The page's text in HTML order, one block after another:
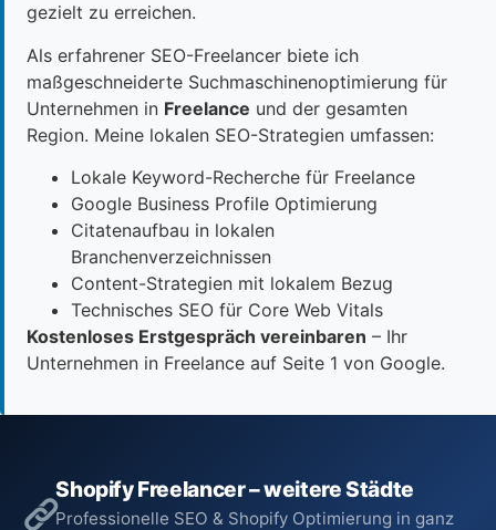
gezielt zu erreichen.
Als erfahrener SEO-Freelancer biete ich
maßgeschneiderte Suchmaschinenoptimierung für
Unternehmen in Freelance und der gesamten
Region. Meine lokalen SEO-Strategien umfassen:
Lokale Keyword-Recherche für Freelance
Google Business Profile Optimierung
Citatenaufbau in lokalen
Branchenverzeichnissen
Content-Strategien mit lokalem Bezug
Technisches SEO für Core Web Vitals
Kostenloses Erstgespräch vereinbaren – Ihr
Unternehmen in Freelance auf Seite 1 von Google.
Shopify Freelancer – weitere Städte
Professionelle SEO & Shopify Optimierung in ganz